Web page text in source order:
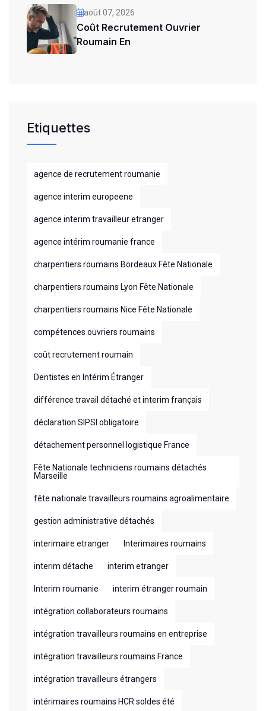
août 07, 2026
Coût Recrutement Ouvrier
Roumain En
Etiquettes
agence de recrutement roumanie
agence interim europeene
agence interim travailleur etranger
agence intérim roumanie france
charpentiers roumains Bordeaux Fête Nationale
charpentiers roumains Lyon Fête Nationale
charpentiers roumains Nice Fête Nationale
compétences ouvriers roumains
coût recrutement roumain
Dentistes en Intérim Étranger
différence travail détaché et interim français
déclaration SIPSI obligatoire
détachement personnel logistique France
Fête Nationale techniciens roumains détachés
Marseille
fête nationale travailleurs roumains agroalimentaire
gestion administrative détachés
interimaire etranger Interimaires roumains
interim détache interim etranger
Interim roumanie interim étranger roumain
intégration collaborateurs roumains
intégration travailleurs roumains en entreprise
intégration travailleurs roumains France
intégration travailleurs étrangers
intérimaires roumains HCR soldes été